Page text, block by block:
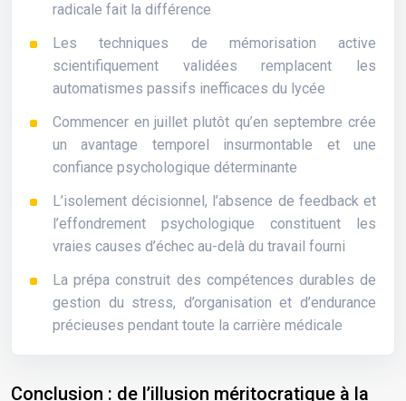
radicale fait la différence
Les techniques de mémorisation active
scientifiquement validées remplacent les
automatismes passifs inefficaces du lycée
Commencer en juillet plutôt qu’en septembre crée
un avantage temporel insurmontable et une
confiance psychologique déterminante
L’isolement décisionnel, l’absence de feedback et
l’effondrement psychologique constituent les
vraies causes d’échec au-delà du travail fourni
La prépa construit des compétences durables de
gestion du stress, d’organisation et d’endurance
précieuses pendant toute la carrière médicale
Conclusion : de l’illusion méritocratique à la